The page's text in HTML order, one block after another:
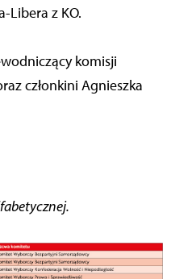
Libera z KO.
komisji
członkini Agnieszka